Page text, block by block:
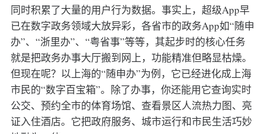
同时积累了大量的用户行为数据。事实上，超级App早
已在数字政务领域大放异彩，各省市的政务App如“随申
办”、“浙里办”、“粤省事”等等，其起步时的核心任务
就是把政务办事大厅搬到网上，功能精准但略显枯燥。
但现在呢？以上海的“随申办”为例，它已经进化成上海
市民的“数字百宝箱”。除了办事，你还能用它查询实时
公交、预约全市的体育场馆、查看景区人流热力图、亮
证入住酒店。它把政府服务、城市运行和市民生活巧妙